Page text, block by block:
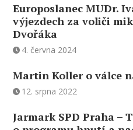
Europoslanec MUDr.
výjezdech za voliči
Dvořáka
4. června 2024
Martin Koller o válce
12. srpna 2022
Jarmark SPD Praha –